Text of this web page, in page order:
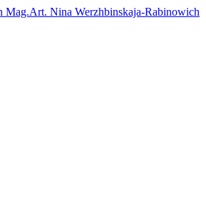
Mag.Art. Nina Werzhbinskaja-Rabinowich